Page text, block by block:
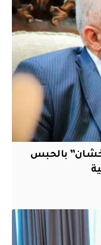
بالحبس